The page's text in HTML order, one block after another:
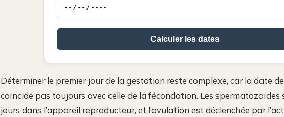
Calculer les dates
Déterminer le premier jour de la gestation reste complexe, car la date
coïncide pas toujours avec celle de la fécondation. Les spermatozoïdes
jours dans l’appareil reproducteur, et l’ovulation est déclenchée par